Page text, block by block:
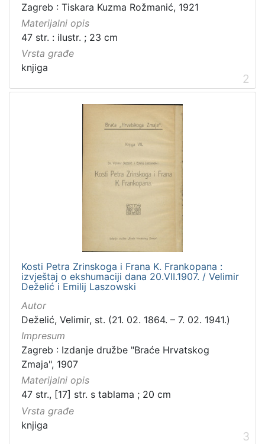
Zagreb : Tiskara Kuzma Rožmanić, 1921
Materijalni opis
47 str. : ilustr. ; 23 cm
Vrsta građe
knjiga
2
Kosti Petra Zrinskoga i Frana K. Frankopana :
izvještaj o ekshumaciji dana 20.VII.1907. / Velimir
Deželić i Emilij Laszowski
Autor
Deželić, Velimir, st. (21. 02. 1864. – 7. 02. 1941.)
Impresum
Zagreb : Izdanje družbe "Braće Hrvatskog
Zmaja", 1907
Materijalni opis
47 str., [17] str. s tablama ; 20 cm
Vrsta građe
knjiga
3